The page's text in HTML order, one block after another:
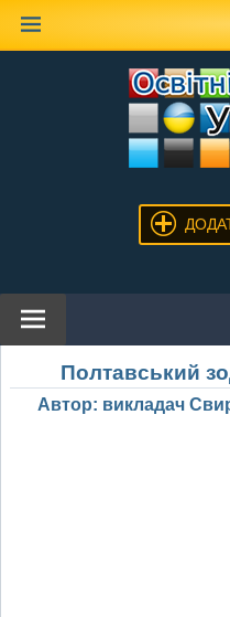
Полтавський
Автор: викладач